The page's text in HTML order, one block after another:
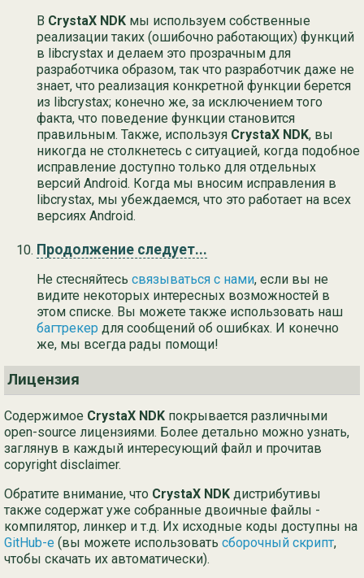
В CrystaX NDK мы используем собственные
реализации таких (ошибочно работающих) функций
в libcrystax и делаем это прозрачным для
разработчика образом, так что разработчик даже не
знает, что реализация конкретной функции берется
из libcrystax; конечно же, за исключением того
факта, что поведение функции становится
правильным. Также, используя CrystaX NDK, вы
никогда не столкнетесь с ситуацией, когда подобное
исправление доступно только для отдельных
версий Android. Когда мы вносим исправления в
libcrystax, мы убеждаемся, что это работает на всех
версиях Android.
Продолжение следует...
Не стесняйтесь связываться с нами, если вы не
видите некоторых интересных возможностей в
этом списке. Вы можете также использовать наш
багтрекер для сообщений об ошибках. И конечно
же, мы всегда рады помощи!
Лицензия
Содержимое CrystaX NDK покрывается различными
open-source лицензиями. Более детально можно узнать,
заглянув в каждый интересующий файл и прочитав
copyright disclaimer.
Обратите внимание, что CrystaX NDK дистрибутивы
также содержат уже собранные двоичные файлы -
компилятор, линкер и т.д. Их исходные коды доступны на
GitHub-е (вы можете использовать сборочный скрипт,
чтобы скачать их автоматически).